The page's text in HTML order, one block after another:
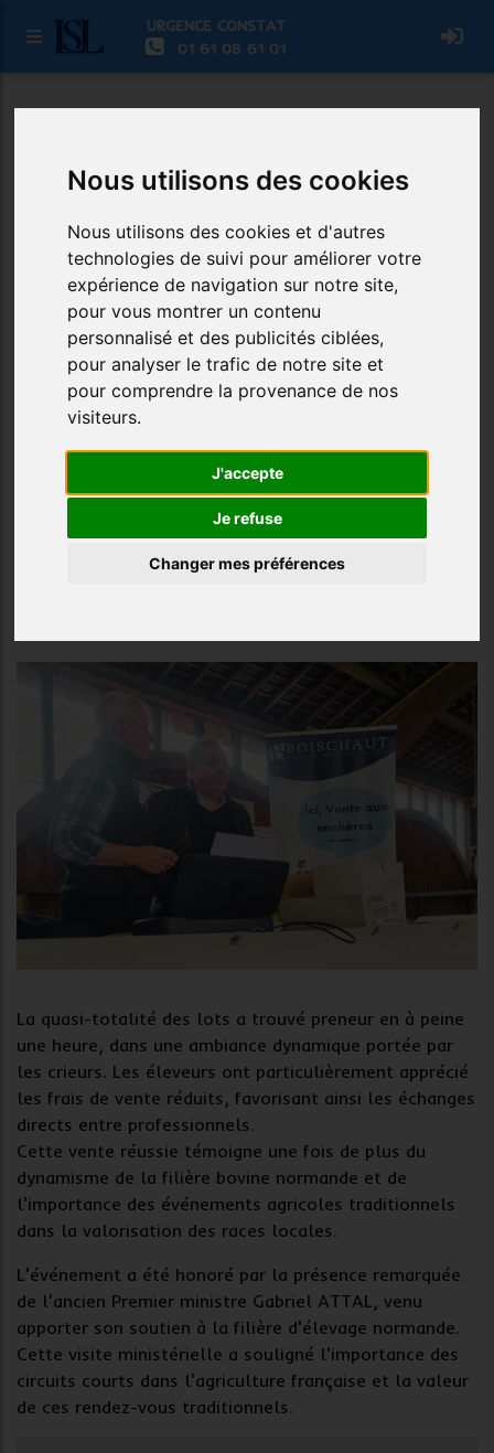
Nous utilisons des cookies
Nous utilisons des cookies et d'autres
technologies de suivi pour améliorer votre
expérience de navigation sur notre site,
pour vous montrer un contenu
personnalisé et des publicités ciblées,
pour analyser le trafic de notre site et
pour comprendre la provenance de nos
visiteurs.
J'accepte
Je refuse
Changer mes préférences
URGENCE CONSTAT
01 61 08 61 01
Sainte Catherine s'est tenue le 25 novembre 2024
sous la halle du marché couvert de Briouze (Orne).
Maître Rémi SIMHON de Boischaut SVV a dirigé avec
professionnalisme cette vente aux enchères qui a réuni
éleveurs et acheteurs autour de l'excellence de la race
normande.
La vente, menée conjointement par Maître SIMHON et
Pierre BONVARLET d'Origenplus, a présenté une
vingtaine de bêtes de grande qualité, dont quatre
culardes et huit laitières. Le moment phare de la
journée fut l'adjudication de Tournesol, une magnifique
laitière atteignant 2 500 €. Les culardes ont
également suscité l'intérêt des acheteurs, notamment
La quasi-totalité des lots a trouvé preneur en à peine
une heure, dans une ambiance dynamique portée par
les crieurs. Les éleveurs ont particulièrement apprécié
les frais de vente réduits, favorisant ainsi les échanges
directs entre professionnels.
Cette vente réussie témoigne une fois de plus du
dynamisme de la filière bovine normande et de
l'importance des événements agricoles traditionnels
dans la valorisation des races locales.
L'événement a été honoré par la présence remarquée
de l'ancien Premier ministre Gabriel ATTAL, venu
apporter son soutien à la filière d'élevage normande.
Cette visite ministérielle a souligné l'importance des
circuits courts dans l'agriculture française et la valeur
de ces rendez-vous traditionnels.